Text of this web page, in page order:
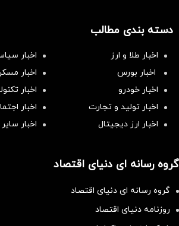
دسته بندی مطالب
اخبار طلا و ارز
اخبار
اخبار بورس
اخبار
اخبار خودرو
اخبار
اخبار تولید و تجارت
اخبار
اخبار ارز دیجیتال
اخبار
گروه رسانه ای دنیای اقتصاد
گروه رسانه ای دنیای اقتصاد
روزنامه دنیای اقتصاد